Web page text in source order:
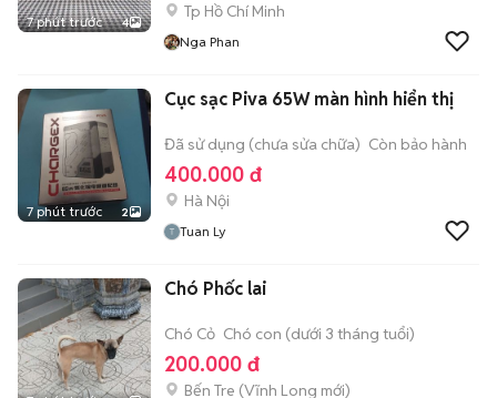
7 phút trước 4
Tp Hồ Chí Minh
Nga Phan
7 phút trước 2
Cục sạc Piva 65W màn hình hiển thị
Đã sử dụng (chưa sửa chữa) Còn bảo hành
400.000 đ
Hà Nội
Tuan Ly
Chó Phốc lai
Chó Cỏ Chó con (dưới 3 tháng tuổi)
200.000 đ
Bến Tre (Vĩnh Long mới)